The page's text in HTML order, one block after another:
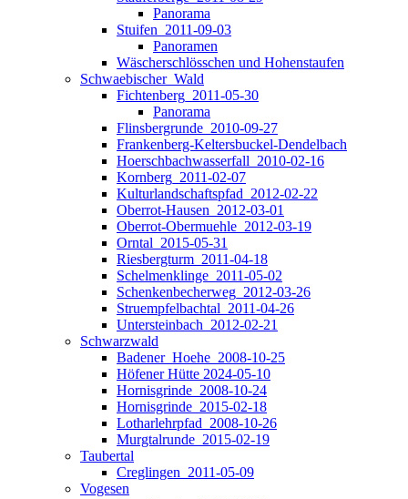
Panorama
Stuifen_2011-09-03
Panoramen
Wäscherschlösschen und Hohenstaufen
Schwaebischer_Wald
Fichtenberg_2011-05-30
Panorama
Flinsbergrunde_2010-09-27
Frankenberg-Keltersbuckel-Dendelbach
Hoerschbachwasserfall_2010-02-16
Kornberg_2011-02-07
Kulturlandschaftspfad_2012-02-22
Oberrot-Hausen_2012-03-01
Oberrot-Obermuehle_2012-03-19
Orntal_2015-05-31
Riesbergturm_2011-04-18
Schelmenklinge_2011-05-02
Schenkenbecherweg_2012-03-26
Struempfelbachtal_2011-04-26
Untersteinbach_2012-02-21
Schwarzwald
Badener_Hoehe_2008-10-25
Höfener Hütte 2024-05-10
Hornisgrinde_2008-10-24
Hornisgrinde_2015-02-18
Lotharlehrpfad_2008-10-26
Murgtalrunde_2015-02-19
Taubertal
Creglingen_2011-05-09
Vogesen